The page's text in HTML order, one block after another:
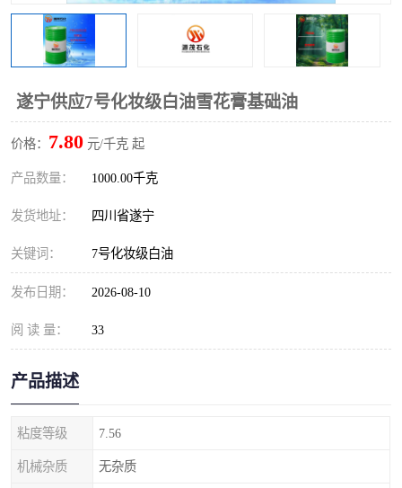
遂宁供应7号化妆级白油雪花膏基础油
价格： 7.80 元/千克 起
产品数量： 1000.00千克
发货地址： 四川省遂宁
关键词： 7号化妆级白油
发布日期： 2026-08-10
阅 读 量： 33
产品描述
粘度等级 7.56
机械杂质 无杂质